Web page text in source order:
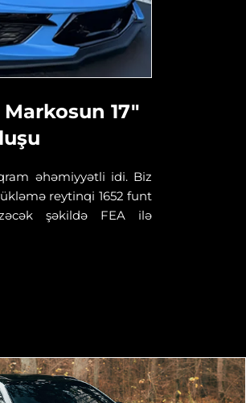
17"
əhəmiyyətli idi. Biz
reytinqi 1652 funt
şəkildə FEA ilə